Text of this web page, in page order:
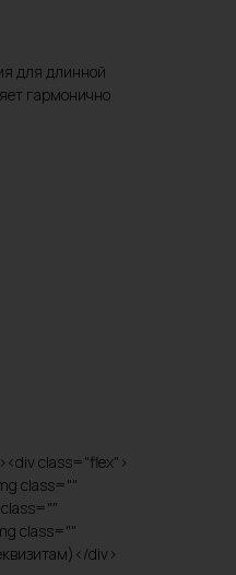
для длинной
гармонично
class="flex">
class=""
class=""
div>